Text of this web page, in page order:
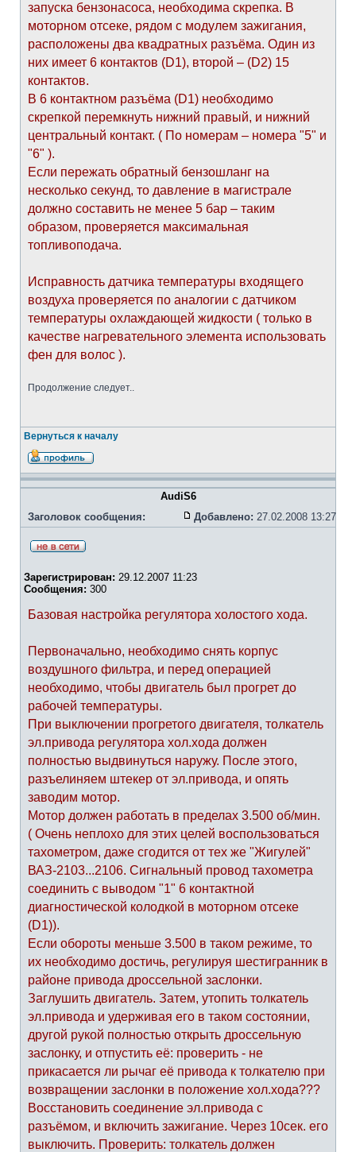
запуска бензонасоса, необходима скрепка. В
моторном отсеке, рядом с модулем зажигания,
расположены два квадратных разъёма. Один из
них имеет 6 контактов (D1), второй – (D2) 15
контактов.
В 6 контактном разъёма (D1) необходимо
скрепкой перемкнуть нижний правый, и нижний
центральный контакт. ( По номерам – номера "5" и
"6" ).
Если пережать обратный бензошланг на
несколько секунд, то давление в магистрале
должно составить не менее 5 бар – таким
образом, проверяется максимальная
топливоподача.
Исправность датчика температуры входящего
воздуха проверяется по аналогии с датчиком
температуры охлаждающей жидкости ( только в
качестве нагревательного элемента использовать
фен для волос ).
Продолжение следует..
Вернуться к началу
AudiS6
Заголовок сообщения:
Добавлено: 27.02.2008 13:27
Зарегистрирован: 29.12.2007 11:23
Сообщения: 300
Базовая настройка регулятора холостого хода.
Первоначально, необходимо снять корпус
воздушного фильтра, и перед операцией
необходимо, чтобы двигатель был прогрет до
рабочей температуры.
При выключении прогретого двигателя, толкатель
эл.привода регулятора хол.хода должен
полностью выдвинуться наружу. После этого,
разъелиняем штекер от эл.привода, и опять
заводим мотор.
Мотор должен работать в пределах 3.500 об/мин.
( Очень неплохо для этих целей воспользоваться
тахометром, даже сгодится от тех же "Жигулей"
ВАЗ-2103...2106. Сигнальный провод тахометра
соединить с выводом "1" 6 контактной
диагностической колодкой в моторном отсеке
(D1)).
Если обороты меньше 3.500 в таком режиме, то
их необходимо достичь, регулируя шестигранник в
районе привода дроссельной заслонки.
Заглушить двигатель. Затем, утопить толкатель
эл.привода и удерживая его в таком состоянии,
другой рукой полностью открыть дроссельную
заслонку, и отпустить её: проверить - не
прикасается ли рычаг её привода к толкателю при
возвращении заслонки в положение хол.хода???
Восстановить соединение эл.привода с
разъёмом, и включить зажигание. Через 10сек. его
выключить. Проверить: толкатель должен